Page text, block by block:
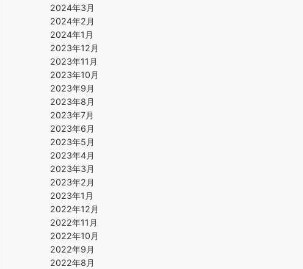
2024年3月
2024年2月
2024年1月
2023年12月
2023年11月
2023年10月
2023年9月
2023年8月
2023年7月
2023年6月
2023年5月
2023年4月
2023年3月
2023年2月
2023年1月
2022年12月
2022年11月
2022年10月
2022年9月
2022年8月